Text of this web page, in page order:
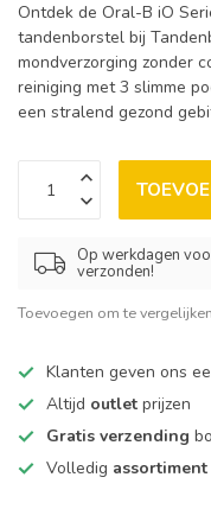
Ontdek de Oral-B iO
tandenborstel bij
mondverzorging zonder
reiniging met 3 slimme
een stralend gezond
Op werkdagen
verzonden!
Toevoegen om te vergelijken
Klanten geven ons
Altijd outlet prijzen
Gratis verzending
Volledig assortiment